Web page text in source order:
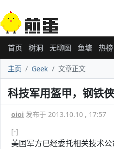
首页 树洞 无聊图 鱼塘 热榜
主页 Geek 文章正文
科技军用盔甲，钢铁侠
oioi 发布于 2013.10.10 , 17:57
[-]
美国军方已经委托相关技术